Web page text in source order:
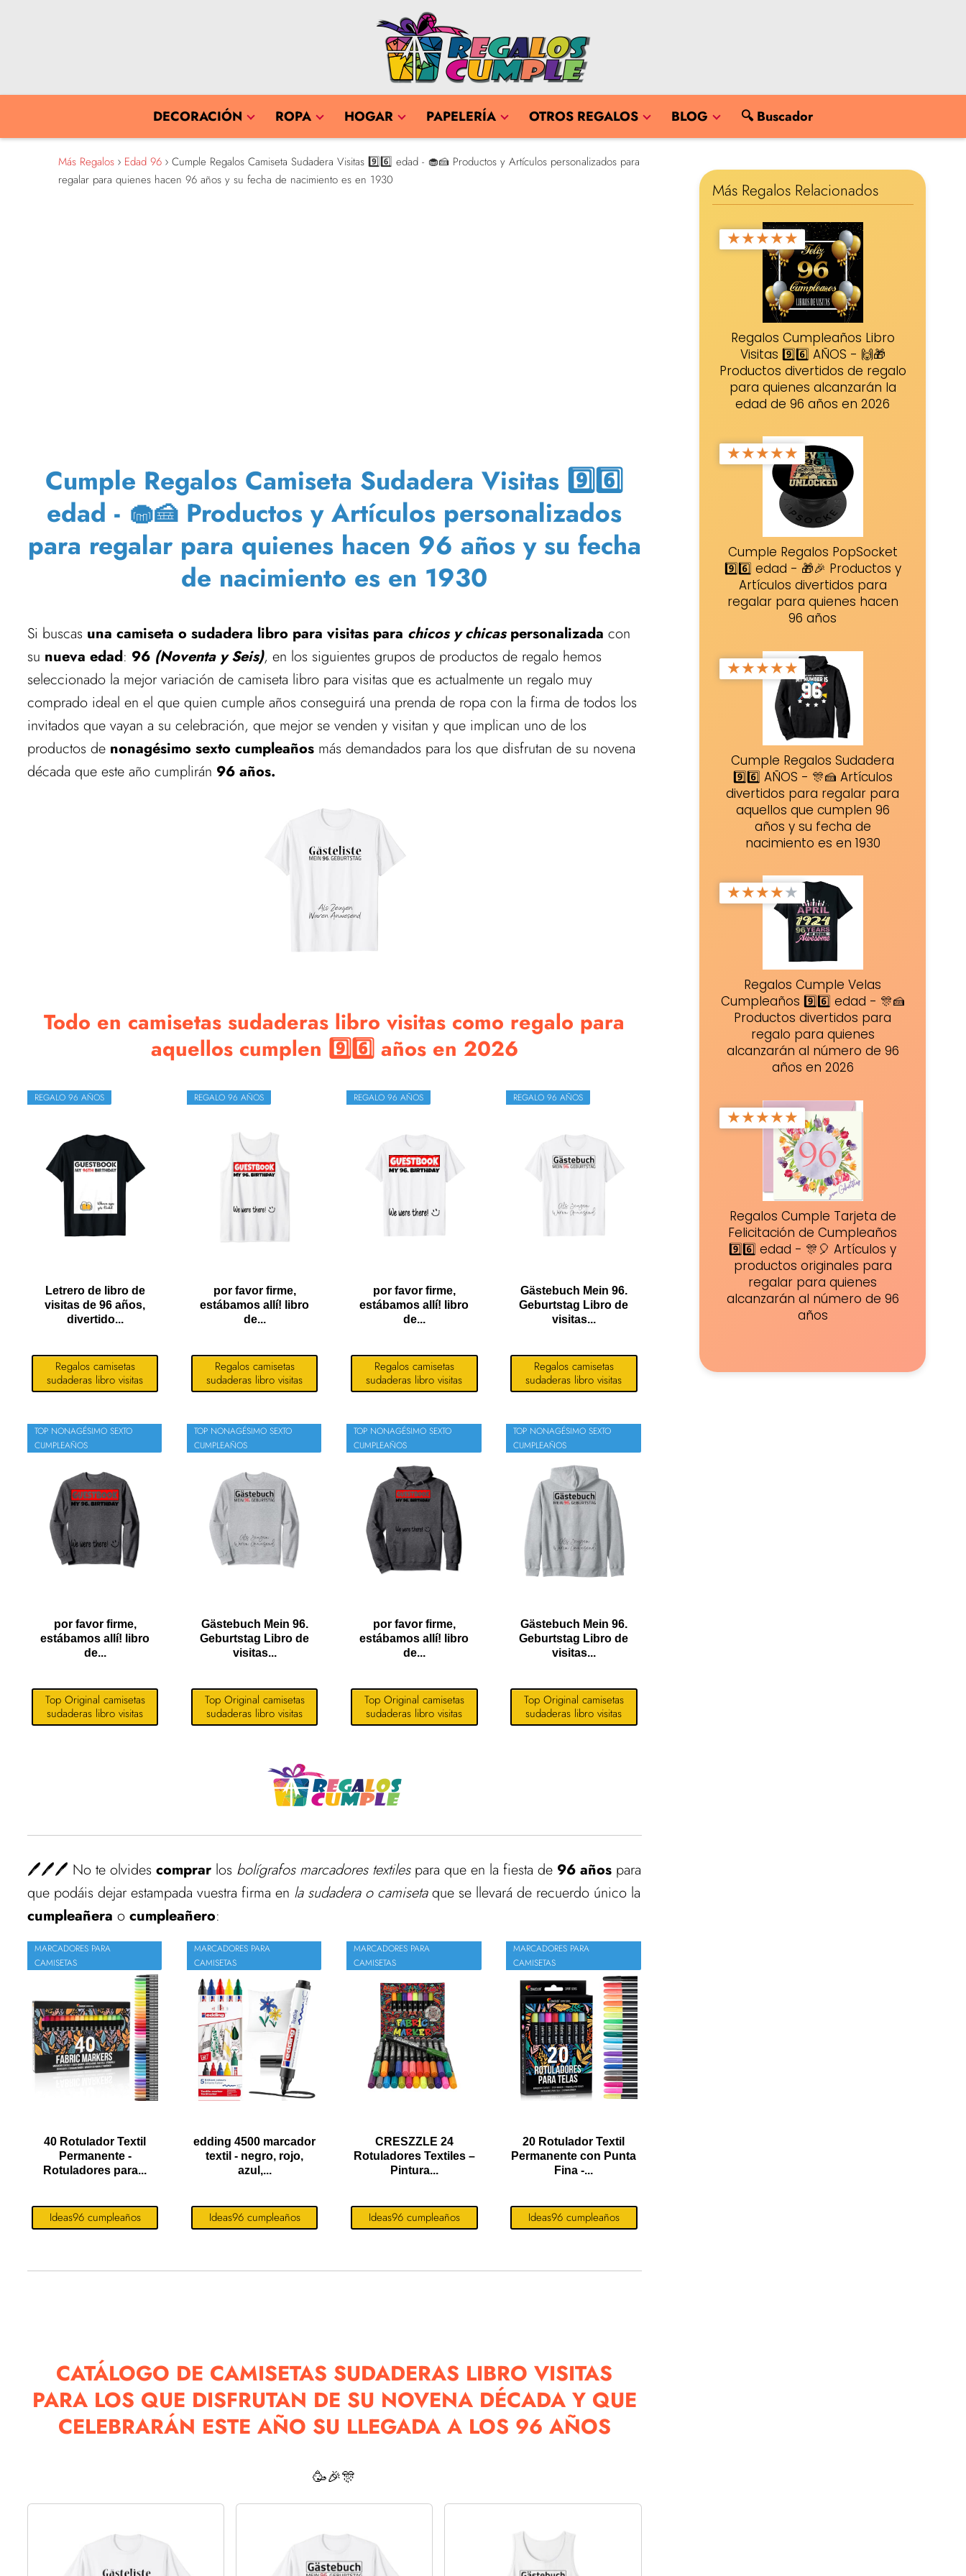
DECORACIÓN ROPA HOGAR PAPELERÍA OTROS REGALOS BLOG 🔍 Buscador
Más Regalos Edad 96
Cumple Regalos Camiseta Sudadera Visitas 9️⃣6️⃣ edad - 🧁🍰 Productos y Artículos personalizados para
regalar para quienes hacen 96 años y su fecha de nacimiento es en 1930
Cumple Regalos Camiseta Sudadera Visitas 9️⃣6️⃣
edad - 🧁🍰 Productos y Artículos personalizados
para regalar para quienes hacen 96 años y su fecha
de nacimiento es en 1930
Si buscas una camiseta o sudadera libro para visitas para chicos y chicas personalizada con
su nueva edad: 96 (Noventa y Seis), en los siguientes grupos de productos de regalo hemos
seleccionado la mejor variación de camiseta libro para visitas que es actualmente un regalo muy
comprado ideal en el que quien cumple años conseguirá una prenda de ropa con la firma de todos los
invitados que vayan a su celebración, que mejor se venden y visitan y que implican uno de los
productos de nonagésimo sexto cumpleaños más demandados para los que disfrutan de su novena
década que este año cumplirán 96 años.
Todo en camisetas sudaderas libro visitas como regalo para
aquellos cumplen 9️⃣6️⃣ años en 2026
REGALO 96 AÑOS
Letrero de libro de
visitas de 96 años,
divertido...
Regalos camisetas
sudaderas libro visitas
REGALO 96 AÑOS
por favor firme,
estábamos allí! libro
de...
Regalos camisetas
sudaderas libro visitas
REGALO 96 AÑOS
por favor firme,
estábamos allí! libro
de...
Regalos camisetas
sudaderas libro visitas
REGALO 96 AÑOS
Gästebuch Mein 96.
Geburtstag Libro de
visitas...
Regalos camisetas
sudaderas libro visitas
TOP NONAGÉSIMO SEXTO
CUMPLEAÑOS
por favor firme,
estábamos allí! libro
de...
Top Original camisetas
sudaderas libro visitas
TOP NONAGÉSIMO SEXTO
CUMPLEAÑOS
Gästebuch Mein 96.
Geburtstag Libro de
visitas...
Top Original camisetas
sudaderas libro visitas
TOP NONAGÉSIMO SEXTO
CUMPLEAÑOS
por favor firme,
estábamos allí! libro
de...
Top Original camisetas
sudaderas libro visitas
TOP NONAGÉSIMO SEXTO
CUMPLEAÑOS
Gästebuch Mein 96.
Geburtstag Libro de
visitas...
Top Original camisetas
sudaderas libro visitas
🖊️🖊️🖊️ No te olvides comprar los bolígrafos marcadores textilespara que en la fiesta de 96 años para
que podáis dejar estampada vuestra firma en la sudadera o camisetaque se llevará de recuerdo único la
cumpleañera o cumpleañero:
MARCADORES PARA
CAMISETAS
40 Rotulador Textil
Permanente -
Rotuladores para...
Ideas96 cumpleaños
MARCADORES PARA
CAMISETAS
edding 4500 marcador
textil - negro, rojo,
azul,...
Ideas96 cumpleaños
MARCADORES PARA
CAMISETAS
CRESZZLE 24
Rotuladores Textiles –
Pintura...
Ideas96 cumpleaños
MARCADORES PARA
CAMISETAS
20 Rotulador Textil
Permanente con Punta
Fina -...
Ideas96 cumpleaños
CATÁLOGO DE CAMISETAS SUDADERAS LIBRO VISITAS
PARA LOS QUE DISFRUTAN DE SU NOVENA DÉCADA Y QUE
CELEBRARÁN ESTE AÑO SU LLEGADA A LOS 96 AÑOS
🥳🎉🎊
Más Regalos Relacionados
★★★★★
Regalos Cumpleaños Libro
Visitas 9️⃣6️⃣ AÑOS - 🙌🎁
Productos divertidos de regalo
para quienes alcanzarán la
edad de 96 años en 2026
★★★★★
Cumple Regalos PopSocket
9️⃣6️⃣ edad - 🎁🎉 Productos y
Artículos divertidos para
regalar para quienes hacen
96 años
★★★★★
Cumple Regalos Sudadera
9️⃣6️⃣ AÑOS - 🎊🍰 Artículos
divertidos para regalar para
aquellos que cumplen 96
años y su fecha de
nacimiento es en 1930
★★★★★
Regalos Cumple Velas
Cumpleaños 9️⃣6️⃣ edad - 🎊🍰
Productos divertidos para
regalo para quienes
alcanzarán al número de 96
años en 2026
★★★★★
Regalos Cumple Tarjeta de
Felicitación de Cumpleaños
9️⃣6️⃣ edad - 🎊🎈 Artículos y
productos originales para
regalar para quienes
alcanzarán al número de 96
años